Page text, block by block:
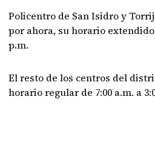
Policentro de San Isidro y
por ahora, su horario extendido
p.m.
El resto de los centros del
horario regular de 7:00 a.m. a